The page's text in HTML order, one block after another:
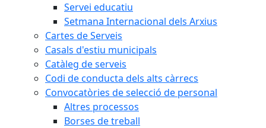
Servei educatiu
Setmana Internacional dels Arxius
Cartes de Serveis
Casals d'estiu municipals
Catàleg de serveis
Codi de conducta dels alts càrrecs
Convocatòries de selecció de personal
Altres processos
Borses de treball